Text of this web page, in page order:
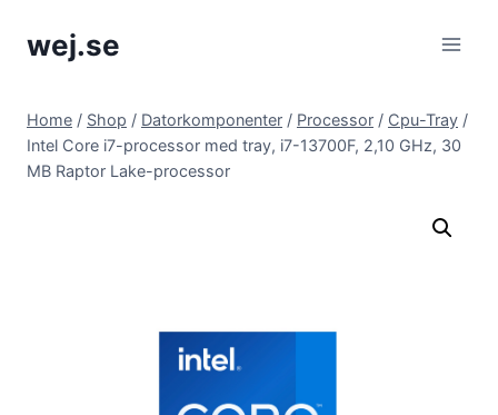
wej.se
Home / Shop / Datorkomponenter / Processor / Cpu-Tray /
Intel Core i7-processor med tray, i7-13700F, 2,10 GHz, 30
MB Raptor Lake-processor